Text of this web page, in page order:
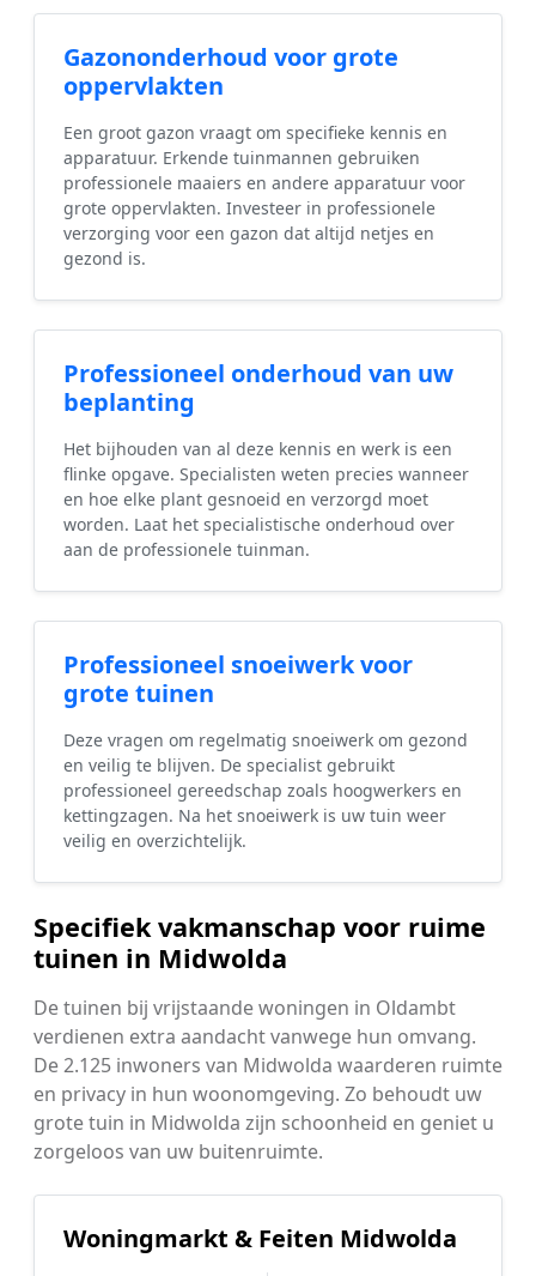
Gazononderhoud voor grote
oppervlakten
Een groot gazon vraagt om specifieke kennis en
apparatuur. Erkende tuinmannen gebruiken
professionele maaiers en andere apparatuur voor
grote oppervlakten. Investeer in professionele
verzorging voor een gazon dat altijd netjes en
gezond is.
Professioneel onderhoud van uw
beplanting
Het bijhouden van al deze kennis en werk is een
flinke opgave. Specialisten weten precies wanneer
en hoe elke plant gesnoeid en verzorgd moet
worden. Laat het specialistische onderhoud over
aan de professionele tuinman.
Professioneel snoeiwerk voor
grote tuinen
Deze vragen om regelmatig snoeiwerk om gezond
en veilig te blijven. De specialist gebruikt
professioneel gereedschap zoals hoogwerkers en
kettingzagen. Na het snoeiwerk is uw tuin weer
veilig en overzichtelijk.
Specifiek vakmanschap voor ruime
tuinen in Midwolda
De tuinen bij vrijstaande woningen in Oldambt
verdienen extra aandacht vanwege hun omvang.
De 2.125 inwoners van Midwolda waarderen ruimte
en privacy in hun woonomgeving. Zo behoudt uw
grote tuin in Midwolda zijn schoonheid en geniet u
zorgeloos van uw buitenruimte.
Woningmarkt & Feiten Midwolda